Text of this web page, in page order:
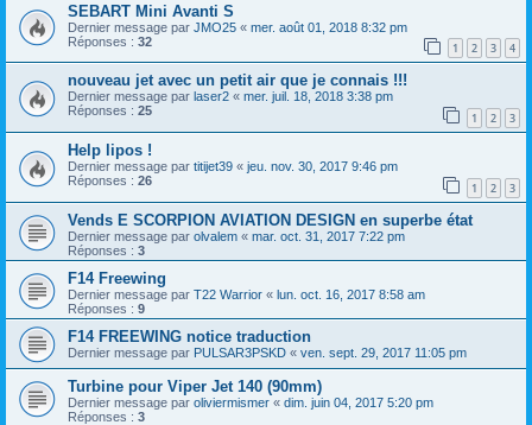
SEBART Mini Avanti S
Dernier message par JMO25 « mer. août 01, 2018 8:32 pm
Réponses : 32 1 2 3 4
nouveau jet avec un petit air que je connais !!!
Dernier message par laser2 « mer. juil. 18, 2018 3:38 pm
Réponses : 25 1 2 3
Help lipos !
Dernier message par titijet39 « jeu. nov. 30, 2017 9:46 pm
Réponses : 26 1 2 3
Vends E SCORPION AVIATION DESIGN en superbe état
Dernier message par olvalem « mar. oct. 31, 2017 7:22 pm
Réponses : 3
F14 Freewing
Dernier message par T22 Warrior « lun. oct. 16, 2017 8:58 am
Réponses : 9
F14 FREEWING notice traduction
Dernier message par PULSAR3PSKD « ven. sept. 29, 2017 11:05 pm
Turbine pour Viper Jet 140 (90mm)
Dernier message par oliviermismer « dim. juin 04, 2017 5:20 pm
Réponses : 3